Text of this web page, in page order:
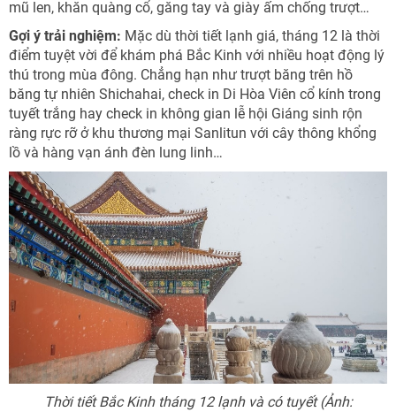
mũ len, khăn quàng cổ, găng tay và giày ấm chống trượt…
Gợi ý trải nghiệm: Mặc dù thời tiết lạnh giá, tháng 12 là thời
điểm tuyệt vời để khám phá Bắc Kinh với nhiều hoạt động lý
thú trong mùa đông. Chẳng hạn như trượt băng trên hồ
băng tự nhiên Shichahai, check in Di Hòa Viên cổ kính trong
tuyết trắng hay check in không gian lễ hội Giáng sinh rộn
ràng rực rỡ ở khu thương mại Sanlitun với cây thông khổng
lồ và hàng vạn ánh đèn lung linh…
Thời tiết Bắc Kinh tháng 12 lạnh và có tuyết (Ảnh: